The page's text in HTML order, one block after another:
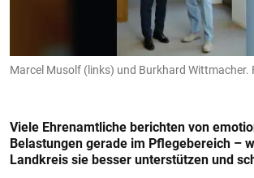
Marcel Musolf (links) und Burkhard Wittmacher.
Viele Ehrenamtliche berichten von
Belastungen gerade im Pflegebereich –
Landkreis sie besser unterstützen und